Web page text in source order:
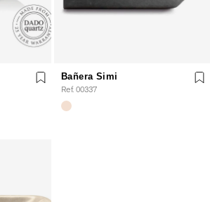
Bañera Simi
Ref. 00337